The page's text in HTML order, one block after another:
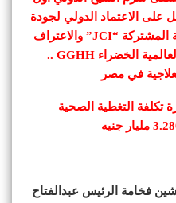
الاعتماد الدولي لجودة
الرعاية الصحية من اللجنة الدولية المشتركة “JCI” والاعتراف
الدولي من شبكة المستشفيات العالمية الخضراء GGHH ..
في مصر
تكلفة التغطية الصحية
على تدشين فخامة الرئيس عبدالفتاح